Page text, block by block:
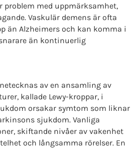
problem med uppmärksamhet,
Vaskulär demens är ofta
än Alzheimers och kan komma i
än kontinuerlig
av en ansamling av
kallade Lewy-kroppar, i
orsakar symtom som liknar
sjukdom. Vanliga
skiftande nivåer av vakenhet
och långsamma rörelser. En